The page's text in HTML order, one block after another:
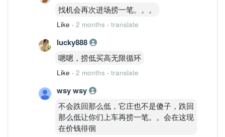
找机会再次进场捞一笔。。。
Like · 2 months · translate
lucky888
嗯嗯，捞低买高无限循环
Like · 2 months · translate
wsy wsy
不会跌回那么低，它庄也不是傻子，跌回
那么低让你们上车再捞一笔。。会在这现
在价钱徘徊